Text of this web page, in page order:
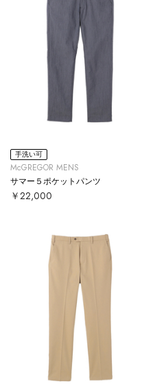
手洗い可
McGREGOR MENS
サマー５ポケットパンツ
￥22,000